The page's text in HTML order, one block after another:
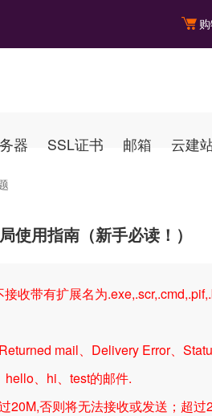
器 SSL证书 邮箱 云建
使用指南（新手必读！）
收带有扩展名为
mail、Delivery Error、
、hi、test的邮件.
20M,否则将无法接收或发送；超